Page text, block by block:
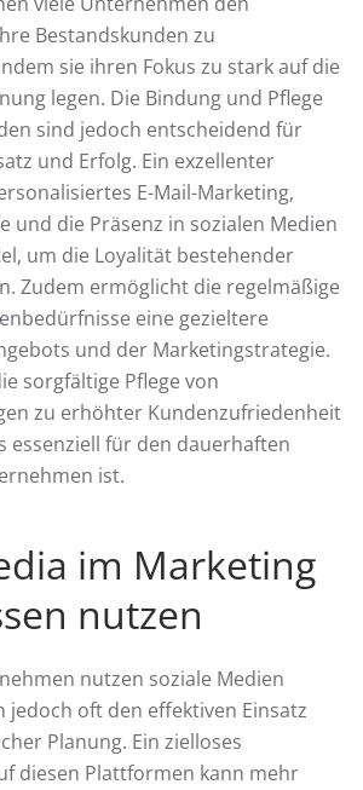
Bestandskunden zu
sie ihren Fokus zu stark auf die
legen. Die Bindung und Pflege
sind jedoch entscheidend für
und Erfolg. Ein exzellenter
E-Mail-Marketing,
und die Präsenz in sozialen Medien
um die Loyalität bestehender
Zudem ermöglicht die regelmäßige
eine gezieltere
und der Marketingstrategie.
sorgfältige Pflege von
zu erhöhter Kundenzufriedenheit
essenziell für den dauerhaften
ist.
im Marketing
nutzen
nutzen soziale Medien
jedoch oft den effektiven Einsatz
Planung. Ein zielloses
diesen Plattformen kann mehr